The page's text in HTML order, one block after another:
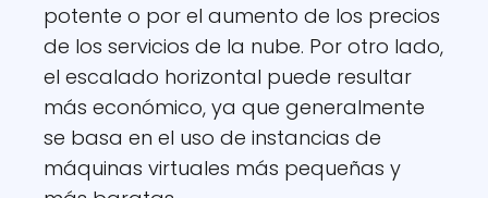
potente o por el aumento de los precios
de los servicios de la nube. Por otro lado,
el escalado horizontal puede resultar
más económico, ya que generalmente
se basa en el uso de instancias de
máquinas virtuales más pequeñas y